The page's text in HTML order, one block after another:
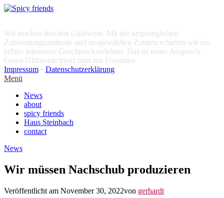
Wir machen frischen Glühwein. Mit der ursprünglichen
Zubereitungsmethode und ausgewählten Zutaten schaffen wir ein
echtes intensives Geschmackserlebnis. Das ist unser Anspruch.
Guten Glühwein trinkt man mit Freunden
Impressum • Datenschutzerklärung
Menü
News
about
spicy friends
Haus Steinbach
contact
News
Wir müssen Nachschub produzieren
Veröffentlicht am November 30, 2022von gerhardt